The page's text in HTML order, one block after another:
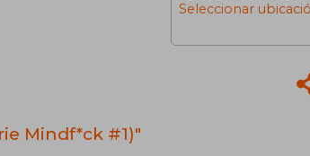
Seleccionar
Mindf*ck #1)"